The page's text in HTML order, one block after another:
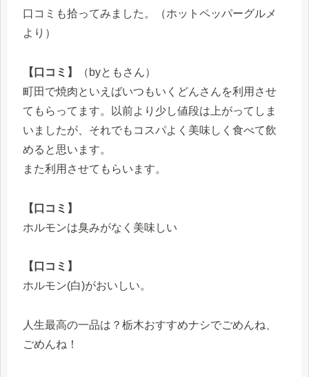
口コミも拾ってみました。（ホットペッパーグルメ
より）
【口コミ】
（byともさん）
町田で焼肉といえばいつもいくどんさんを利用させ
てもらってます。以前より少し値段は上がってしま
いましたが、それでもコスパよく美味しく食べて飲
めると思います。
また利用させてもらいます。
【口コミ】
ホルモンは臭みがなく美味しい
【口コミ】
ホルモン(白)がおいしい。
人生最高の一品は？栃木おすすめナシでごめんね、
ごめんね！